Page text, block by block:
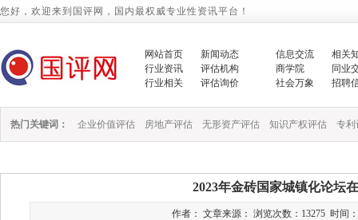
您好，欢迎来到国评网，国内最权威专业性资讯平台！
网站首页
新闻动态
行业资讯
评估机构
行业相关
评估询价
信息交流
相关
商学院
同业
社会万象
招聘
热门关键词： 企业价值评估 房地产评估 无形资产评估 知识产权评估 专利
2023年金砖国家城镇化论坛
作者： 文章来源： 浏览次数：13275 时间